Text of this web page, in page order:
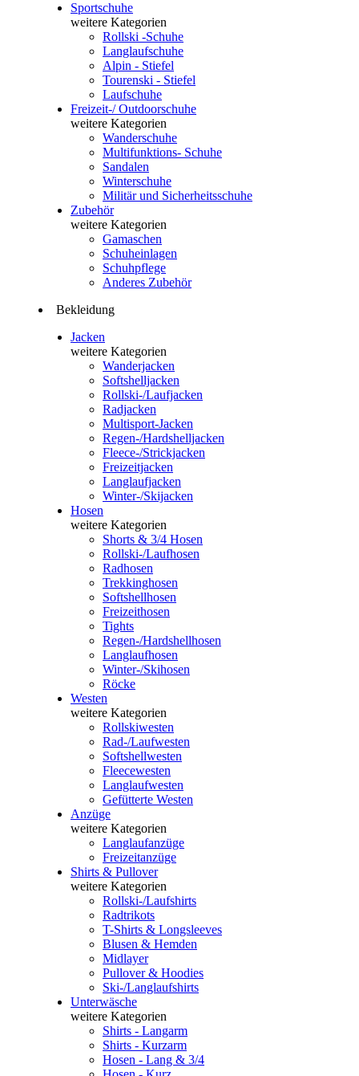
Sportschuhe
weitere Kategorien
Rollski -Schuhe
Langlaufschuhe
Alpin - Stiefel
Tourenski - Stiefel
Laufschuhe
Freizeit-/ Outdoorschuhe
weitere Kategorien
Wanderschuhe
Multifunktions- Schuhe
Sandalen
Winterschuhe
Militär und Sicherheitsschuhe
Zubehör
weitere Kategorien
Gamaschen
Schuheinlagen
Schuhpflege
Anderes Zubehör
Bekleidung
Jacken
weitere Kategorien
Wanderjacken
Softshelljacken
Rollski-/Laufjacken
Radjacken
Multisport-Jacken
Regen-/Hardshelljacken
Fleece-/Strickjacken
Freizeitjacken
Langlaufjacken
Winter-/Skijacken
Hosen
weitere Kategorien
Shorts & 3/4 Hosen
Rollski-/Laufhosen
Radhosen
Trekkinghosen
Softshellhosen
Freizeithosen
Tights
Regen-/Hardshellhosen
Langlaufhosen
Winter-/Skihosen
Röcke
Westen
weitere Kategorien
Rollskiwesten
Rad-/Laufwesten
Softshellwesten
Fleecewesten
Langlaufwesten
Gefütterte Westen
Anzüge
weitere Kategorien
Langlaufanzüge
Freizeitanzüge
Shirts & Pullover
weitere Kategorien
Rollski-/Laufshirts
Radtrikots
T-Shirts & Longsleeves
Blusen & Hemden
Midlayer
Pullover & Hoodies
Ski-/Langlaufshirts
Unterwäsche
weitere Kategorien
Shirts - Langarm
Shirts - Kurzarm
Hosen - Lang & 3/4